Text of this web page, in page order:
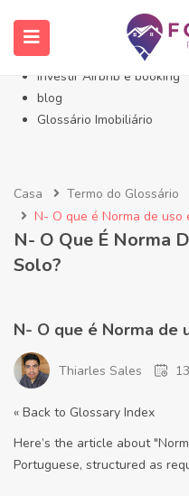
Início- Imóveis Fortaleza
Imóveis em Fortaleza
Imóveis no Eusébio
Investir Airbnb e booking
blog
Glossário Imobiliário
Casa
Termo do Glossário
N- O que é Norma de uso
N- O Que É Norma
Solo?
N- O que é Norma de
Thiarles Sales
« Back to Glossary Index
Here’s the article about
Portuguese, structured as